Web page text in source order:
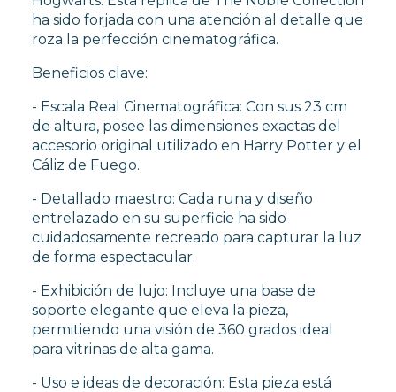
ha sido forjada con una atención al detalle que
roza la perfección cinematográfica.
Beneficios clave:
- Escala Real Cinematográfica: Con sus 23 cm
de altura, posee las dimensiones exactas del
accesorio original utilizado en Harry Potter y el
Cáliz de Fuego.
- Detallado maestro: Cada runa y diseño
entrelazado en su superficie ha sido
cuidadosamente recreado para capturar la luz
de forma espectacular.
- Exhibición de lujo: Incluye una base de
soporte elegante que eleva la pieza,
permitiendo una visión de 360 grados ideal
para vitrinas de alta gama.
- Uso e ideas de decoración: Esta pieza está